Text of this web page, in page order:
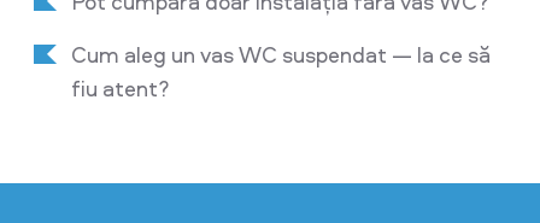
Cum aleg un vas WC suspendat — la ce să
fiu atent?